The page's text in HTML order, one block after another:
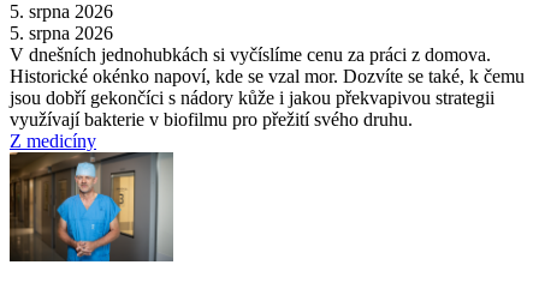
5. srpna 2026
5. srpna 2026
V dnešních jednohubkách si vyčíslíme cenu za práci z domova.
Historické okénko napoví, kde se vzal mor. Dozvíte se také, k čemu
jsou dobří gekončíci s nádory kůže i jakou překvapivou strategii
využívají bakterie v biofilmu pro přežití svého druhu.
Z medicíny